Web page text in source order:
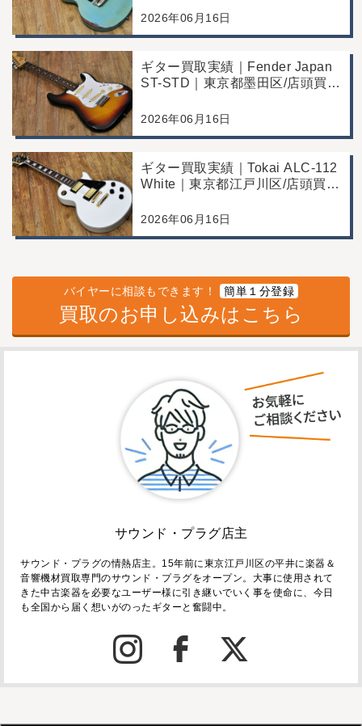
例
2026年06月16日
ギター買取実績｜Fender Japan
ST-STD｜東京都墨田区/店頭買
2026年06月16日
ギター買取実績｜Tokai ALC-112
White｜東京都江戸川区/店頭買
2026年06月16日
バイヤーに相談もできます！ 簡単１分登録
買取のお申し込みはこちら
サウンド・プラグ店主
サウンド・プラグの情熱店主。15年前に東京江戸川区の平井に楽器＆
音響機材買取専門のサウンド・プラグをオープン。大事に使用されて
きた中古楽器を必要なユーザー様に引き継いでいく事を使命に、今日
も全国から届く想いがのったギターと奮闘中。